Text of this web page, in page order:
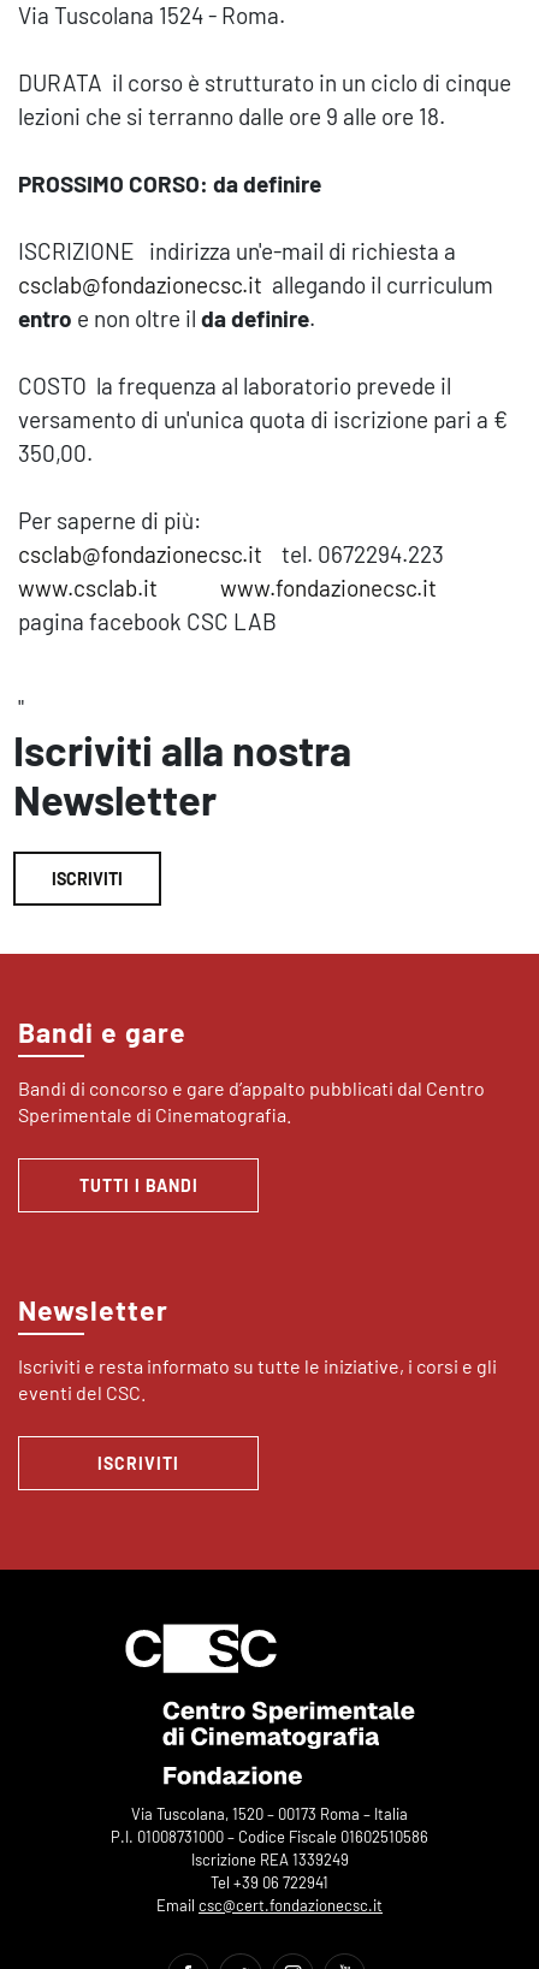
Via Tuscolana 1524 - Roma.
DURATA il corso è strutturato in un ciclo di cinque
lezioni che si terranno dalle ore 9 alle ore 18.
PROSSIMO CORSO: da definire
ISCRIZIONE indirizza un'e-mail di richiesta a
csclab@fondazionecsc.it allegando il curriculum
entro e non oltre il da definire.
COSTO la frequenza al laboratorio prevede il
versamento di un'unica quota di iscrizione pari a €
350,00.
Per saperne di più:
csclab@fondazionecsc.it
tel. 0672294.223
www.csclab.it
www.fondazionecsc.it
pagina facebook CSC LAB
"
Iscriviti alla nostra
Newsletter
ISCRIVITI
Bandi e gare
Bandi di concorso e gare d’appalto pubblicati dal Centro
Sperimentale di Cinematografia.
TUTTI I BANDI
Newsletter
Iscriviti e resta informato su tutte le iniziative, i corsi e gli
eventi del CSC.
ISCRIVITI
Via Tuscolana, 1520 – 00173 Roma – Italia
P.I. 01008731000 – Codice Fiscale 01602510586
Iscrizione REA 1339249
Tel +39 06 722941
Email csc@cert.fondazionecsc.it